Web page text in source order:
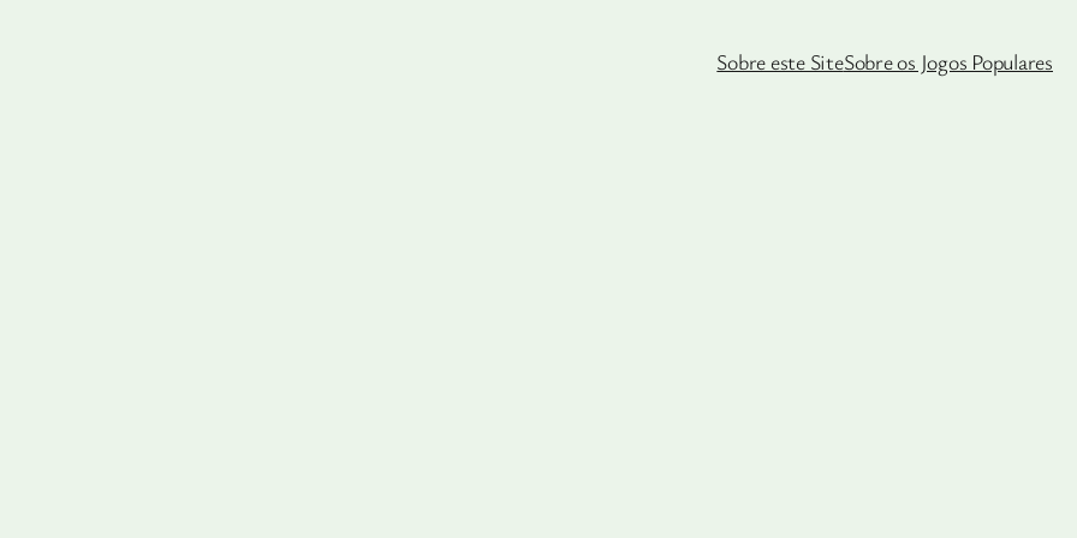
Sobre este SiteSobre os Jogos Populares